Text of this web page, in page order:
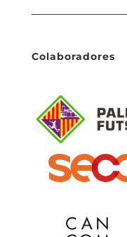
Colaboradores